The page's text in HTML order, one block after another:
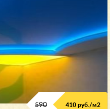
590 410 руб./м2